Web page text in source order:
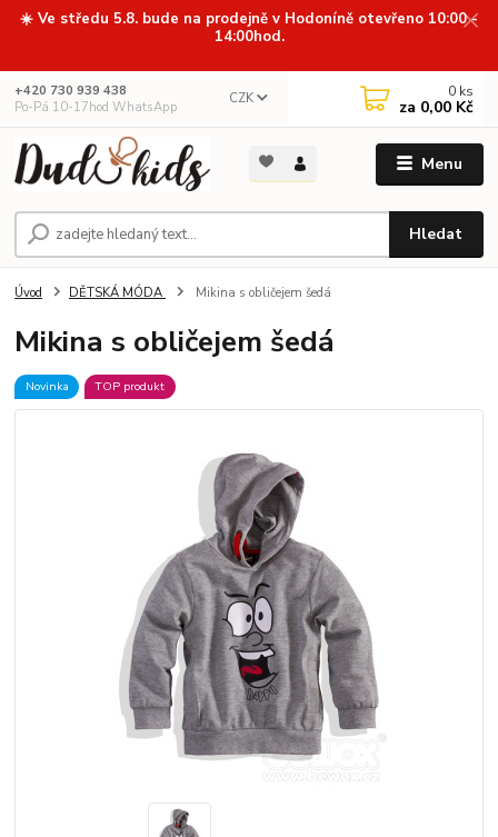
☀️ Ve středu 5.8. bude na prodejně v Hodoníně otevřeno 10:00 -
14:00hod.
Menu
CZK
Hledat
+420 730 939 438
Po-Pá 10-17hod WhatsApp
0 ks
za 0,00 Kč
Úvod DĚTSKÁ MÓDA Mikina s obličejem šedá
Mikina s obličejem šedá
Novinka TOP produkt